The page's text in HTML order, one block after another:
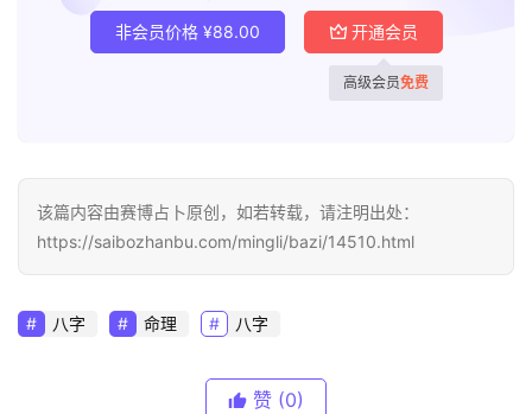
非会员价格 ¥88.00 开通会员
高级会员免费
该篇内容由赛博占卜原创，如若转载，请注明出处：
https://saibozhanbu.com/mingli/bazi/14510.html
八字 命理 八字
赞 (0)